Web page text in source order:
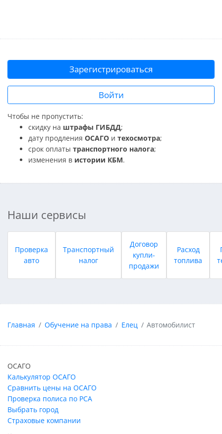
Зарегистрироваться
Войти
Чтобы не пропустить:
скидку на штрафы ГИБДД;
дату продления ОСАГО и техосмотра;
срок оплаты транспортного налога;
изменения в истории КБМ.
Наши сервисы
Проверка
авто
Транспортный
налог
Договор
купли-
продажи
Расход
топлива
Главная Обучение на права Елец Автомобилист
ОСАГО
Калькулятор ОСАГО
Сравнить цены на ОСАГО
Проверка полиса по РСА
Выбрать город
Страховые компании